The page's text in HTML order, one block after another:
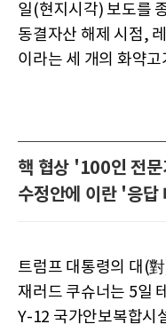
일(현지시각) 보도를
동결자산 해제 시점,
이라는 세 개의 화약
핵 협상 '100인 전
수정안에 이란 '응답
트럼프 대통령의 대(
재러드 쿠슈너는 5일
Y-12 국가안보복합시